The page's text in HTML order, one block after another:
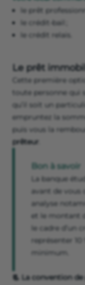
le prêt
le crédit-bail ;
le crédit relais.
Le prêt
Cette première
toute personne qui
qu’il soit un
empruntez la
puis vous la
prêteur
Bon à savoir
La banque
avant de vous
analyse
et le montant
le cadre d’un
représenter
minimum.
📃 La convention